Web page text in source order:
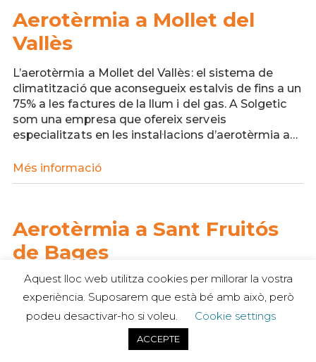
Aerotèrmia a Mollet del
Vallès
L’aerotèrmia a Mollet del Vallès: el sistema de
climatització que aconsegueix estalvis de fins a un
75% a les factures de la llum i del gas. A Solgetic
som una empresa que ofereix serveis
especialitzats en les instal·lacions d’aerotèrmia a…
Més informacióAerotèrmia
a
Vallès
Aerotèrmia a Sant Fruitós
de Bages
L’aerotèrmia a Sant Fruitos de Bages: el sistema
de climatització que aconsegueix estalvis de fins a
un 75% a les factures de la llum i del gas. A
Solgetic som una empresa que ofereix serveis
especialitzats en les instal·lacions d’aerotèrmia…
Aquest lloc web utilitza cookies per millorar la vostra
experiència. Suposarem que està bé amb això, però
podeu desactivar-ho si voleu.
Cookie settings
ACCEPTE